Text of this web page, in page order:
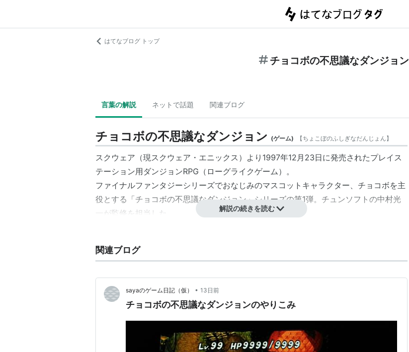
はてなブログ トップ
チョコボの不思議なダンジョン
言葉の解説 ネットで話題 関連ブログ
チョコボの不思議なダンジョン (ゲーム) 【ちょこぼのふしぎなだんじょん】
スクウェア（現スクウェア・エニックス）より1997年12月23日に発売されたプレイス
テーション用ダンジョンRPG（ローグライクゲーム）。
ファイナルファンタジーシリーズでおなじみのマスコットキャラクター、チョコボを主
役とする「チョコボの不思議なダンジョン」シリーズの第1弾。チュンソフトの中村光
一が監修を担当した。
TATB（ターン制アクティブタイムバトル）という独自のシステムを搭載している。
1999年3月4日には、ワンダースワンでアレンジ版となる「チョコボの不思議なダンジ
ョン for ワンダースワン」が発売された。
2010年8月25日よりPS版がゲームアーカイブスで配信されている。
解説の続きを読む
関連ブログ
sayaのゲーム日記（仮） • 13日前
チョコボの不思議なダンジョンのやりこみ